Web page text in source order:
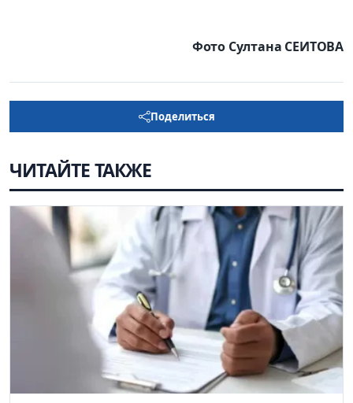
Фото Султана СЕИТОВА
Поделиться
ЧИТАЙТЕ ТАКЖЕ